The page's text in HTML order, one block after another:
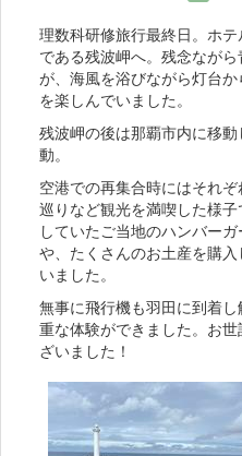
理数科研修旅行最終日。ホ
である残波岬へ。残念なが
が、海風を浴びながら灯台
を楽しんでいました。
残波岬の後は那覇市内に移
動。
空港での再集合時にはそれ
巡りなど観光を満喫した様
していたご当地のハンバー
や、たくさんのお土産を購
いました。
無事に飛行機も羽田に到着
重な体験ができました。お
ざいました！